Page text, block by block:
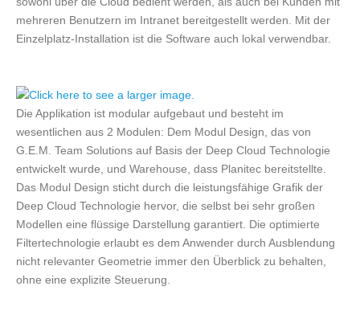
mehreren Benutzern im Intranet bereitgestellt werden. Mit der
Einzelplatz-Installation ist die Software auch lokal verwendbar.
Die Applikation ist modular aufgebaut und besteht im
wesentlichen aus 2 Modulen: Dem Modul Design, das von
G.E.M. Team Solutions auf Basis der Deep Cloud Technologie
entwickelt wurde, und Warehouse, dass Planitec bereitstellte.
Das Modul Design sticht durch die leistungsfähige Grafik der
Deep Cloud Technologie hervor, die selbst bei sehr großen
Modellen eine flüssige Darstellung garantiert. Die optimierte
Filtertechnologie erlaubt es dem Anwender durch Ausblendung
nicht relevanter Geometrie immer den Überblick zu behalten,
ohne eine explizite Steuerung.